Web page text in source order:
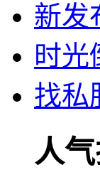
新发
时光
找私
人